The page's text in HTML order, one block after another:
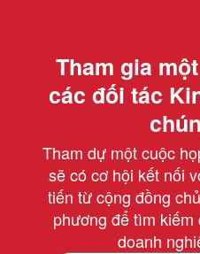
Tham gia
các đối tác
Tham dự một cuộc
sẽ có cơ hội kết nối
tiến từ cộng đồng
phương để tìm
doanh